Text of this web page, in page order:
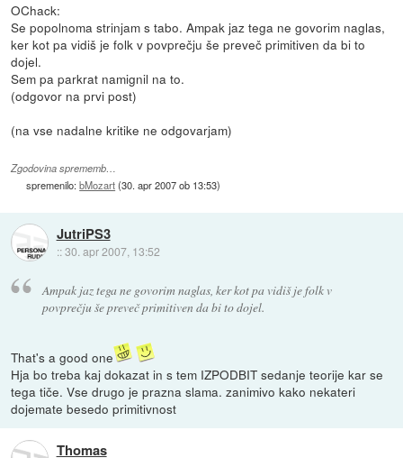
OChack:
Se popolnoma strinjam s tabo. Ampak jaz tega ne govorim naglas,
ker kot pa vidiš je folk v povprečju še preveč primitiven da bi to
dojel.
Sem pa parkrat namignil na to.
(odgovor na prvi post)
(na vse nadalne kritike ne odgovarjam)
Zgodovina sprememb…
spremenilo:bMozart(30. apr 2007 ob 13:53)
JutriPS3
::30. apr 2007, 13:52
Ampak jaz tega ne govorim naglas, ker kot pa vidiš je folk v
povprečju še preveč primitiven da bi to dojel.
That's a good one
Hja bo treba kaj dokazat in s tem IZPODBIT sedanje teorije kar se
tega tiče. Vse drugo je prazna slama. zanimivo kako nekateri
dojemate besedo primitivnost
Thomas